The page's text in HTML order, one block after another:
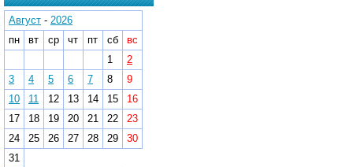
Август - 2026
пн
вт ср чт пт сб
вс
1
2
3
4 5 6 7 8
9
10
11 12 13 14 15
16
17
18 19 20 21 22
23
24
25 26 27 28 29
30
31